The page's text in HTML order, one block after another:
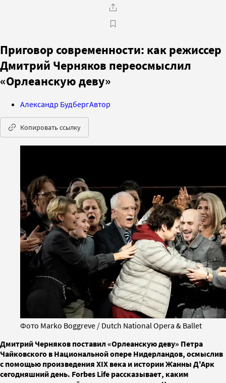
Приговор современности: как режиссер
Дмитрий Черняков переосмыслил
«Орлеанскую деву»
Александр БудбергАвтор
Копировать ссылку
Фото Marko Boggreve / Dutch National Opera & Ballet
Дмитрий Черняков поставил «Орлеанскую деву» Петра
Чайковского в Национальной опере Нидерландов, осмыслив
с помощью произведения XIX века и истории Жанны Д'Арк
сегодняшний день. Forbes Life рассказывает, каким